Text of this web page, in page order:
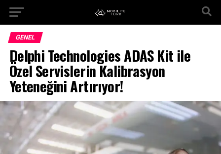
GENEL
Delphi Technologies ADAS Kit ile
Özel Servislerin Kalibrasyon
Yeteneğini Artırıyor!